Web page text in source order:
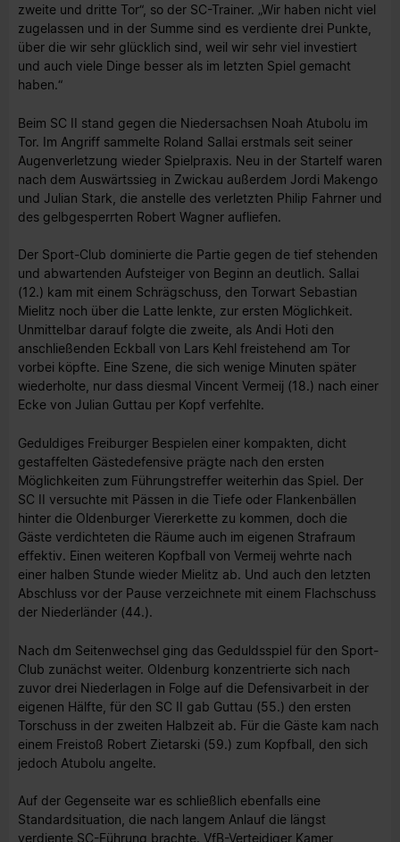
zweite und dritte Tor“, so der SC-Trainer. „Wir haben nicht viel
zugelassen und in der Summe sind es verdiente drei Punkte,
über die wir sehr glücklich sind, weil wir sehr viel investiert
und auch viele Dinge besser als im letzten Spiel gemacht
haben.“
Beim SC II stand gegen die Niedersachsen Noah Atubolu im
Tor. Im Angriff sammelte Roland Sallai erstmals seit seiner
Augenverletzung wieder Spielpraxis. Neu in der Startelf waren
nach dem Auswärtssieg in Zwickau außerdem Jordi Makengo
und Julian Stark, die anstelle des verletzten Philip Fahrner und
des gelbgesperrten Robert Wagner aufliefen.
Der Sport-Club dominierte die Partie gegen de tief stehenden
und abwartenden Aufsteiger von Beginn an deutlich. Sallai
(12.) kam mit einem Schrägschuss, den Torwart Sebastian
Mielitz noch über die Latte lenkte, zur ersten Möglichkeit.
Unmittelbar darauf folgte die zweite, als Andi Hoti den
anschließenden Eckball von Lars Kehl freistehend am Tor
vorbei köpfte. Eine Szene, die sich wenige Minuten später
wiederholte, nur dass diesmal Vincent Vermeij (18.) nach einer
Ecke von Julian Guttau per Kopf verfehlte.
Geduldiges Freiburger Bespielen einer kompakten, dicht
gestaffelten Gästedefensive prägte nach den ersten
Möglichkeiten zum Führungstreffer weiterhin das Spiel. Der
SC II versuchte mit Pässen in die Tiefe oder Flankenbällen
hinter die Oldenburger Viererkette zu kommen, doch die
Gäste verdichteten die Räume auch im eigenen Strafraum
effektiv. Einen weiteren Kopfball von Vermeij wehrte nach
einer halben Stunde wieder Mielitz ab. Und auch den letzten
Abschluss vor der Pause verzeichnete mit einem Flachschuss
der Niederländer (44.).
Nach dm Seitenwechsel ging das Geduldsspiel für den Sport-
Club zunächst weiter. Oldenburg konzentrierte sich nach
zuvor drei Niederlagen in Folge auf die Defensivarbeit in der
eigenen Hälfte, für den SC II gab Guttau (55.) den ersten
Torschuss in der zweiten Halbzeit ab. Für die Gäste kam nach
einem Freistoß Robert Zietarski (59.) zum Kopfball, den sich
jedoch Atubolu angelte.
Auf der Gegenseite war es schließlich ebenfalls eine
Standardsituation, die nach langem Anlauf die längst
verdiente SC-Führung brachte. VfB-Verteidiger Kamer